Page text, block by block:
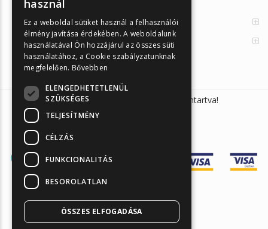
Enzimes béldaganatszűrés
Orvosi információk
Sunmed Kft. 2026 © Minden jog fenntartva!
Árukereső.hu
használ
Ez a weboldal sütiket használ a felhasználói
élmény javítása érdekében. A weboldalunk
használatával Ön hozzájárul az összes süti
használatához, a Cookie szabályzatunknak
megfelelően. Bővebben
ELENGEDHETETLENÜL
SZÜKSÉGES
TELJESÍTMÉNY
CÉLZÁS
FUNKCIONALITÁS
BESOROLATLAN
ÖSSZES ELFOGADÁSA